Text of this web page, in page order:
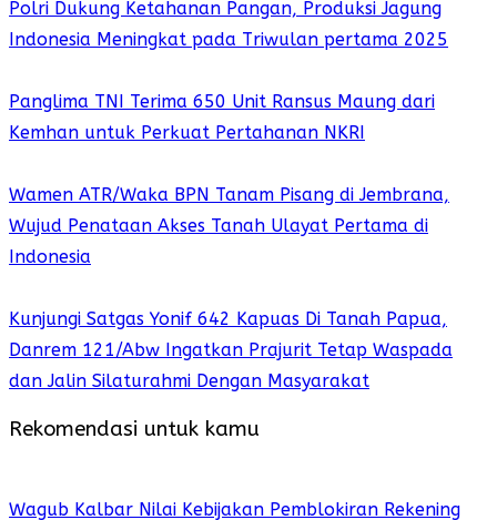
Polri Dukung Ketahanan Pangan, Produksi Jagung
Indonesia Meningkat pada Triwulan pertama 2025
Panglima TNI Terima 650 Unit Ransus Maung dari
Kemhan untuk Perkuat Pertahanan NKRI
Wamen ATR/Waka BPN Tanam Pisang di Jembrana,
Wujud Penataan Akses Tanah Ulayat Pertama di
Indonesia
Kunjungi Satgas Yonif 642 Kapuas Di Tanah Papua,
Danrem 121/Abw Ingatkan Prajurit Tetap Waspada
dan Jalin Silaturahmi Dengan Masyarakat
Rekomendasi untuk kamu
Wagub Kalbar Nilai Kebijakan Pemblokiran Rekening